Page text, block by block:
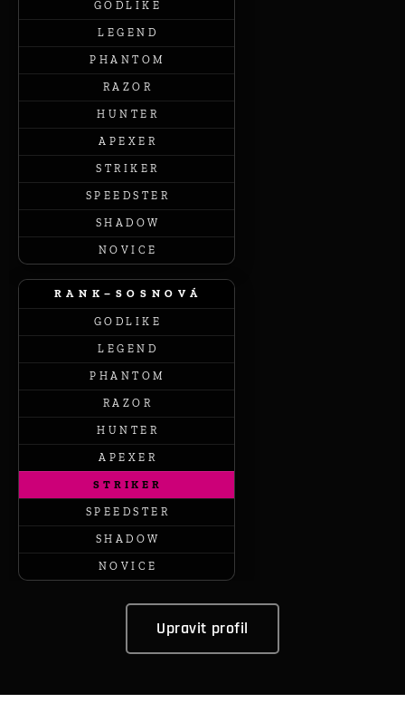
G O D L I K E
L E G E N D
P H A N T O M
R A Z O R
H U N T E R
A P E X E R
S T R I K E R
S P E E D S T E R
S H A D O W
N O V I C E
R A N K – S O S N O V Á
G O D L I K E
L E G E N D
P H A N T O M
R A Z O R
H U N T E R
A P E X E R
S T R I K E R
S P E E D S T E R
S H A D O W
N O V I C E
Upravit profil